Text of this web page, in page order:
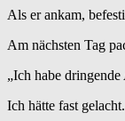
Als er ankam,
Am nächsten Tag
„Ich habe
Ich hätte fast gelacht.